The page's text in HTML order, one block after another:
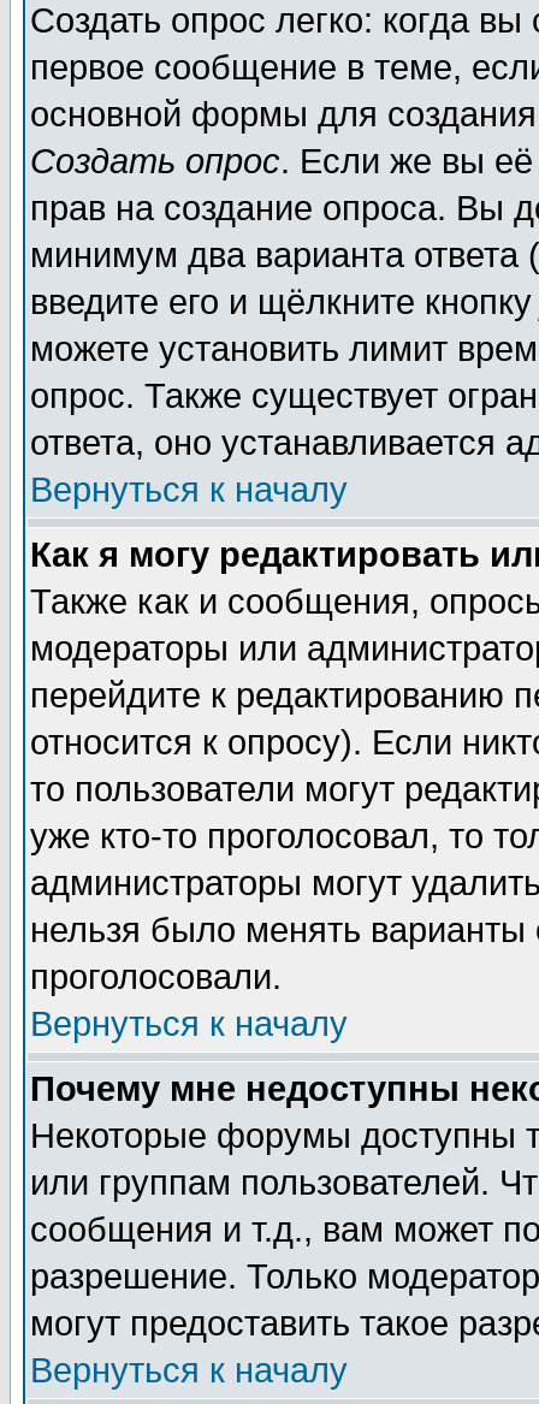
Создать опрос легко: когда
первое сообщение в теме,
основной формы для
Создать опрос. Если же вы её
прав на создание опроса. Вы
минимум два варианта ответа
введите его и щёлкните
можете установить лимит
опрос. Также существует
ответа, оно устанавливается
Вернуться к началу
Как я могу редактировать
Также как и сообщения,
модераторы или
перейдите к редактированию
относится к опросу). Если
то пользователи могут
уже кто-то проголосовал, то
администраторы могут
нельзя было менять
проголосовали.
Вернуться к началу
Почему мне недоступны
Некоторые форумы доступны
или группам пользователей.
сообщения и т.д., вам может
разрешение. Только
могут предоставить такое
Вернуться к началу